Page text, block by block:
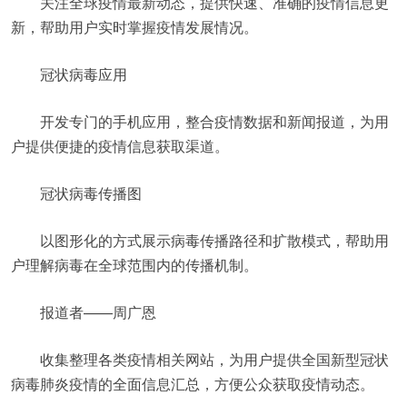
新，帮助用户实时掌握疫情发展情况。
冠状病毒应用
开发专门的手机应用，整合疫情数据和新闻报道，为用
户提供便捷的疫情信息获取渠道。
冠状病毒传播图
以图形化的方式展示病毒传播路径和扩散模式，帮助用
户理解病毒在全球范围内的传播机制。
报道者——周广恩
收集整理各类疫情相关网站，为用户提供全国新型冠状
病毒肺炎疫情的全面信息汇总，方便公众获取疫情动态。